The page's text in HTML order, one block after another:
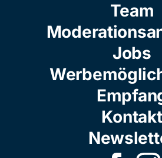
Team
Jobs
Kontakt